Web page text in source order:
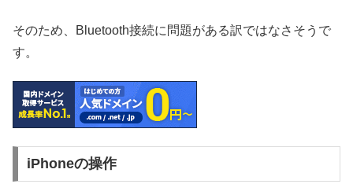
そのため、Bluetooth接続に問題がある訳ではなさそうで
す。
iPhoneの操作